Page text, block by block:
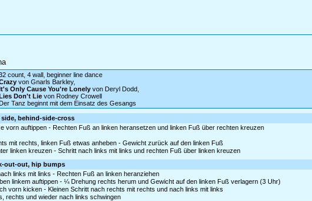
count, 4 wall, beginner line dance
von Gnarls Barkley,
Only Cause You're Lonely von Deryl Dodd,
Don't Lie von Rodney Crowell
Tanz beginnt mit dem Einsatz des Gesangs
behind-side-cross
vorn auftippen - Rechten Fuß an linken heransetzen und linken Fuß über rechten kreuzen
mit rechts, linken Fuß etwas anheben - Gewicht zurück auf den linken Fuß
linken kreuzen - Schritt nach links mit links und rechten Fuß über linken kreuzen
out-out, hip bumps
links mit links - Rechten Fuß an linken heranziehen
linkem auftippen - ¼ Drehung rechts herum und Gewicht auf den linken Fuß verlagern (3 Uhr)
vorn kicken - Kleinen Schritt nach rechts mit rechts und nach links mit links
rechts und wieder nach links schwingen